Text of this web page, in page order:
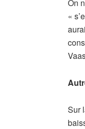
On
«
Sur